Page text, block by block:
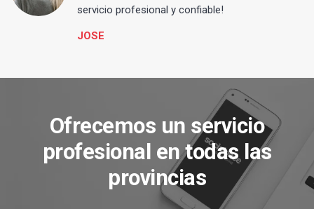
servicio profesional y confiable!
JOSE
Ofrecemos un servicio
profesional en todas las
provincias